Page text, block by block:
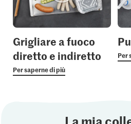
Grigliare a fuoco
diretto e indiretto
Per saperne di più
Per